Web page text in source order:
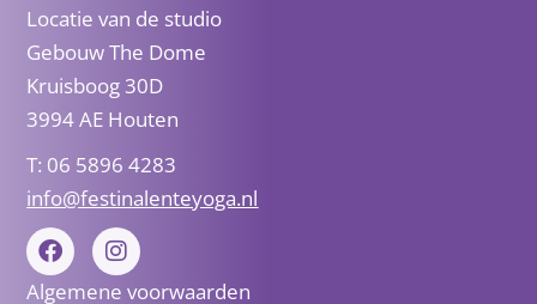
Locatie van de studio
Gebouw The Dome
Kruisboog 30D
3994 AE Houten
T: 06 5896 4283
info@festinalenteyoga.nl
F
a
c
I
n
s
Algemene voorwaarden